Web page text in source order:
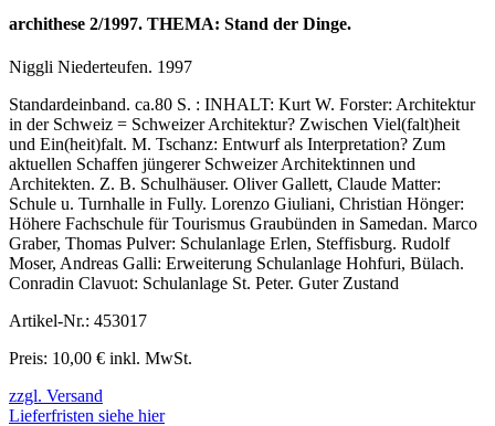
archithese 2/1997. THEMA: Stand der Dinge.
Niggli Niederteufen. 1997
Standardeinband. ca.80 S. : INHALT: Kurt W. Forster: Architektur
in der Schweiz = Schweizer Architektur? Zwischen Viel(falt)heit
und Ein(heit)falt. M. Tschanz: Entwurf als Interpretation? Zum
aktuellen Schaffen jüngerer Schweizer Architektinnen und
Architekten. Z. B. Schulhäuser. Oliver Gallett, Claude Matter:
Schule u. Turnhalle in Fully. Lorenzo Giuliani, Christian Hönger:
Höhere Fachschule für Tourismus Graubünden in Samedan. Marco
Graber, Thomas Pulver: Schulanlage Erlen, Steffisburg. Rudolf
Moser, Andreas Galli: Erweiterung Schulanlage Hohfuri, Bülach.
Conradin Clavuot: Schulanlage St. Peter. Guter Zustand
Artikel-Nr.: 453017
Preis: 10,00 € inkl. MwSt.
zzgl. Versand
Lieferfristen siehe hier